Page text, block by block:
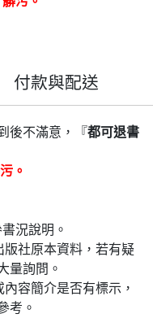
付款與配送
後不滿意，『都可退書
。
況說明。
版社原本資料，若有疑
量詢問。
容簡介是否有標示，
考。